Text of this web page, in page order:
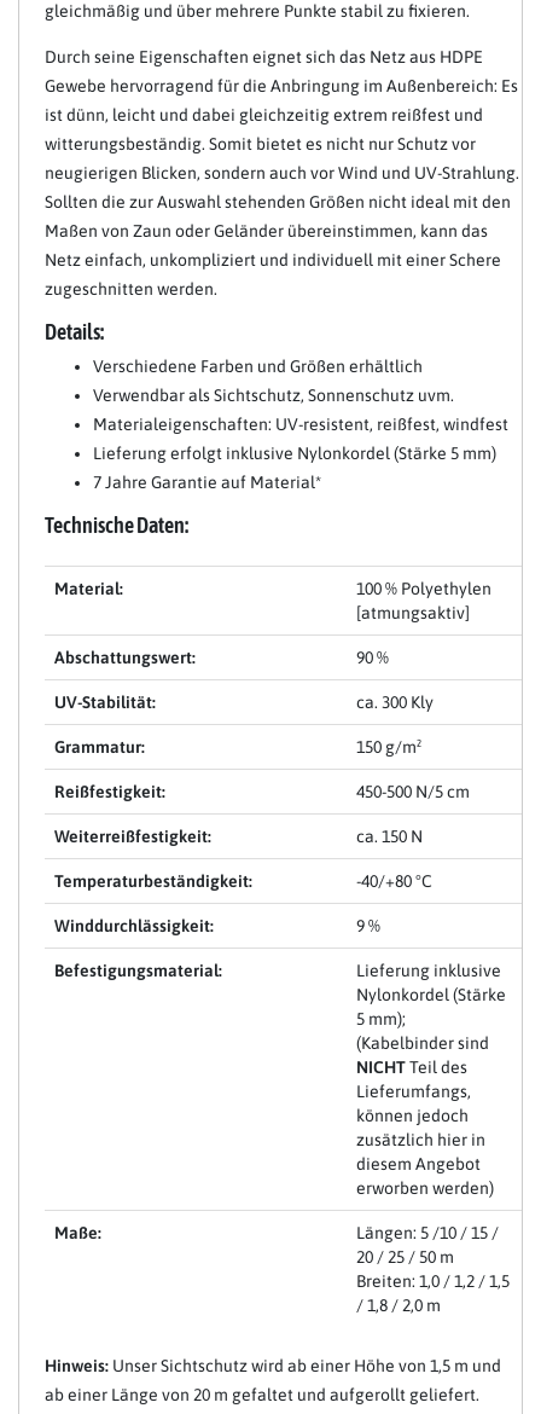
gleichmäßig und über mehrere Punkte stabil zu fixieren.
Durch seine Eigenschaften eignet sich das Netz aus HDPE
Gewebe hervorragend für die Anbringung im Außenbereich: Es
ist dünn, leicht und dabei gleichzeitig extrem reißfest und
witterungsbeständig. Somit bietet es nicht nur Schutz vor
neugierigen Blicken, sondern auch vor Wind und UV-Strahlung.
Sollten die zur Auswahl stehenden Größen nicht ideal mit den
Maßen von Zaun oder Geländer übereinstimmen, kann das
Netz einfach, unkompliziert und individuell mit einer Schere
zugeschnitten werden.
Details:
Verschiedene Farben und Größen erhältlich
Verwendbar als Sichtschutz, Sonnenschutz uvm.
Materialeigenschaften: UV-resistent, reißfest, windfest
Lieferung erfolgt inklusive Nylonkordel (Stärke 5 mm)
7 Jahre Garantie auf Material*
Technische Daten:
Material:
100 % Polyethylen
[atmungsaktiv]
Abschattungswert: 90 %
UV-Stabilität: ca. 300 Kly
Grammatur: 150 g/m²
Reißfestigkeit: 450-500 N/5 cm
Weiterreißfestigkeit: ca. 150 N
Temperaturbeständigkeit: -40/+80 °C
Winddurchlässigkeit: 9 %
Befestigungsmaterial:
Lieferung inklusive
Nylonkordel (Stärke
5 mm);
(Kabelbinder sind
NICHTTeil des
Lieferumfangs,
können jedoch
zusätzlich hier in
diesem Angebot
erworben werden)
Maße:
Längen: 5 /10 / 15 /
20 / 25 / 50 m
Breiten: 1,0 / 1,2 / 1,5
/ 1,8 / 2,0 m
Hinweis: Unser Sichtschutz wird ab einer Höhe von 1,5 m und
ab einer Länge von 20 m gefaltet und aufgerollt geliefert.